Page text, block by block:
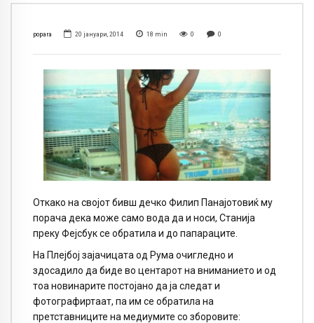
popara 20 јануари, 2014 18 min 0 0
Откако на својот бивш дечко Филип Панајотовиќ му
порача дека може само вода да и носи, Станија
преку Фејсбук се обратила и до папараците.
На Плејбој зајачицата од Рума очигледно и
здосадило да биде во центарот на вниманието и од
тоа новинарите постојано да ја следат и
фотографиртаат, па им се обратила на
претставниците на медиумите со зборовите: